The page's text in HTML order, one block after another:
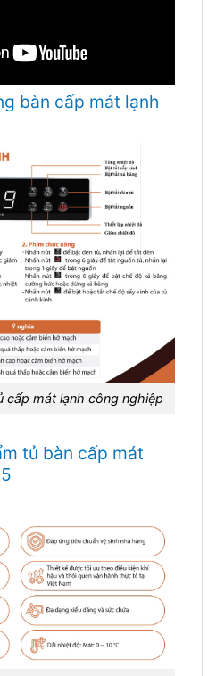
bàn cấp mát lạnh
cấp mát lạnh công nghiệp
tủ bàn cấp mát